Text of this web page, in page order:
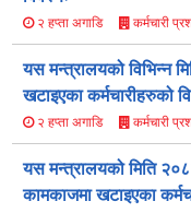
२ हप्ता अगाडि कर्मचारी
यस मन्त्रालयको विभिन्न
खटाइएका कर्मचारीहरुको
२ हप्ता अगाडि कर्मचारी
यस मन्त्रालयको मिति
कामकाजमा खटाइएका